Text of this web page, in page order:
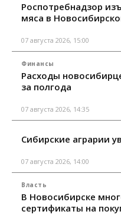
Роспотребнадзор
мяса в
07 августа 2026, 15:00
Финансы
Расходы
за полгода
07 августа 2026, 14:35
Сибирские аграрии
07 августа 2026, 14:00
Власть
В Новосибирске
сертификаты на